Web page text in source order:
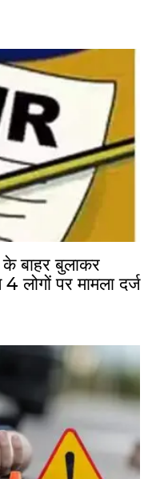
बुलाकर
लोगों पर मामला दर्ज